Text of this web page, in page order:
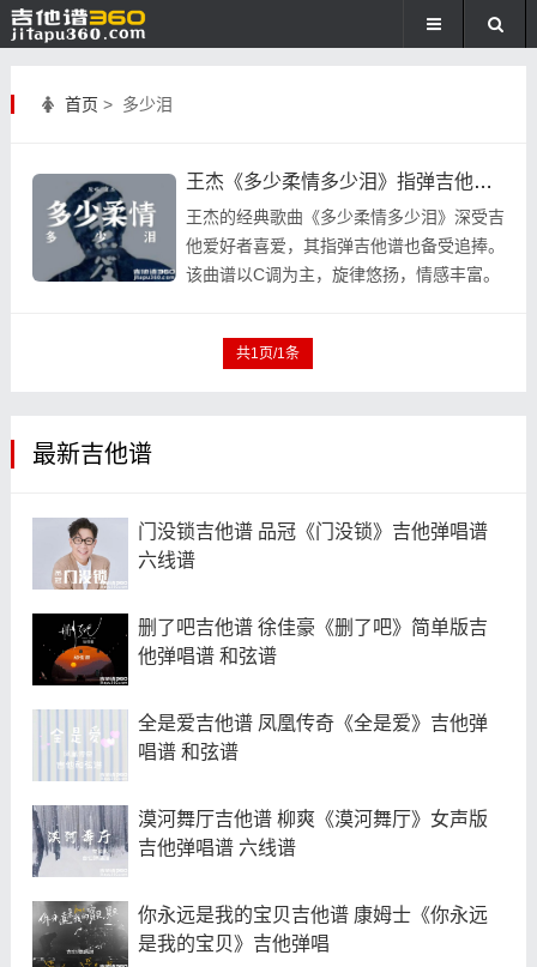
首页 > 多少泪
王杰《多少柔情多少泪》指弹吉他谱 独奏谱 六线谱
王杰的经典歌曲《多少柔情多少泪》深受吉
他爱好者喜爱，其指弹吉他谱也备受追捧。
该曲谱以C调为主，旋律悠扬，情感丰富。
共1页/1条
最新吉他谱
门没锁吉他谱 品冠《门没锁》吉他弹唱谱
六线谱
删了吧吉他谱 徐佳豪《删了吧》简单版吉
他弹唱谱 和弦谱
全是爱吉他谱 凤凰传奇《全是爱》吉他弹
唱谱 和弦谱
漠河舞厅吉他谱 柳爽《漠河舞厅》女声版
吉他弹唱谱 六线谱
你永远是我的宝贝吉他谱 康姆士《你永远
是我的宝贝》吉他弹唱